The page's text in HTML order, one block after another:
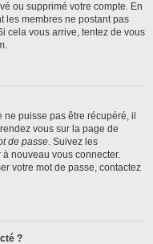
ou supprimé votre compte. En
les membres ne postant pas
cela vous arrive, tentez de vous
puisse pas être récupéré, il
vous sur la page de
de passe. Suivez les
nouveau vous connecter.
votre mot de passe, contactez
?